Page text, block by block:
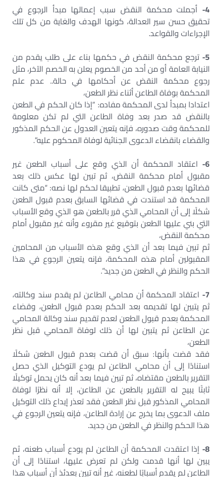
4- أجملت محكمة النقض سبب إعمالها مبدأ الرجوع في
تحقيق حسن سير العدالة، كونها الهدف والغاية من كل تلك
الإجراءات والقواعد.
5- ترجع محكمة النقض في حكمها بناء على طلب يقدم من
النيابة العامة أو من أحد من الخصوم يعلن به الخصم الآخر، مثل
رجوع محكمة النقض عن أحكامها في حالة.. عدم علم
المحكمة بوفاة الطاعن أثناء نظر الطعن،
اعتدادا بمبدأ لدى المحكمة مفاده: “إذا كان الحكم في الطعن
بالنقض قد صدر بعد وفاة الطاعن التي لم تكن معلومة
للمحكمة وقت صدوره، فإنه يتعين العدول عن الحكم المذكور
والقضاء بانقضاء الدعوى الجنائية لوفاة المحكوم عليه”.
6- اعتقاد المحكمة أن الذي وقع على أسباب الطعن غير
مقبول أمام محكمة النقض، ثم تبين لها عكس ذلك بعد
قضائها بعدم قبول الطعن، تطبيقا لحكم لها نصه: “متى كانت
المحكمة قد استندت في قضائها السابق بعدم قبول الطعن
شكلًا إلى أن المحامي الذي قرر بالطعن هو الذي وقع الأسباب
التي بني عليها الطعن بتوقيع غير مقروء وأنه غير مقبول أمام
محكمة النقض،
ثم تبين فيما بعد أن الذي وقع هذه الأسباب من المحامين
المقبولين أمام هذه المحكمة، فإنه يتعين الرجوع في هذا
الحكم والنظر في الطعن من جديد”.
7- اعتقاد المحكمة أن محامي الطاعن لم يقدم سند وكالته،
ثم يتبين لها تقديمه بعد الحكم بعدم قبول الطعن، وقضاء
المحكمة بعدم قبول الطعن لعدم تقديم سند وكالة المحامي
عن الطاعن ثم يتبين لها أن ذلك لوفاة المحامي قبل نظر
الطعن،
فقد قضت بأنها: سبق أن قضت بعدم قبول الطعن شكلًا
استنادًا إلى أن محامي الطاعن لم يودع التوكيل الذي حصل
التقرير بالطعن مقتضاه، ثم تبين فيما بعد أنه كان يحمل توكيلًا
ثابتًا يبيح له التقرير بالطعن عن الطاعن، إلا أنه نظرًا لوفاة
المحامي المذكور قبل نظر الطعن فقد تعذر إيداع ذلك التوكيل
ملف الدعوى بما يخرج عن إرادة الطاعن، فإنه يتعين الرجوع في
هذا الحكم والنظر في الطعن من جديد.
8- إذا اعتقدت المحكمة أن الطاعن لم يودع أسباب طعنه، ثم
يبين لها أنها قدمت ولكن لم تعرض عليها، استنادًا إلى أن
الطاعن لم يقدم أسبابًا لطعنه، غير أنه تبين بعدئذ أن أسباب هذا